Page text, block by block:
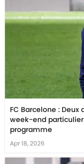
FC Barcelone :
week-end
programme
Apr 18, 2026